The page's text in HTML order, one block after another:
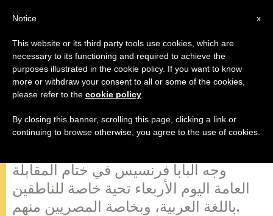
البابا فرنسيس إلى الناطقين بالعربية:
فليكن اسم الرب شعار وحدة لا سور
انقسام
وجه البابا فرنسيس في ختام المقابلة
العامة اليوم الأربعاء تحية خاصة للناطقين
باللغة العربية، وبخاصة المصريين منهم.
x
Notice
This website or its third party tools use cookies, which are
necessary to its functioning and required to achieve the
purposes illustrated in the cookie policy. If you want to know
more or withdraw your consent to all or some of the cookies,
please refer to the cookie policy
By closing this banner, scrolling this page, clicking a link or
continuing to browse otherwise, you agree to the use of cookies.